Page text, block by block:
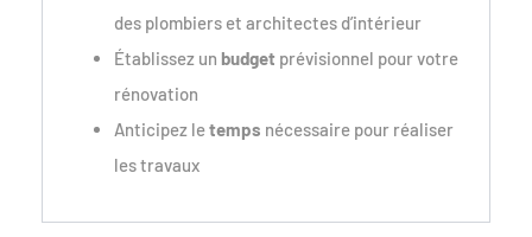
des plombiers et architectes d’intérieur
Établissez un budget prévisionnel pour votre
rénovation
Anticipez letemps nécessaire pour réaliser
les travaux